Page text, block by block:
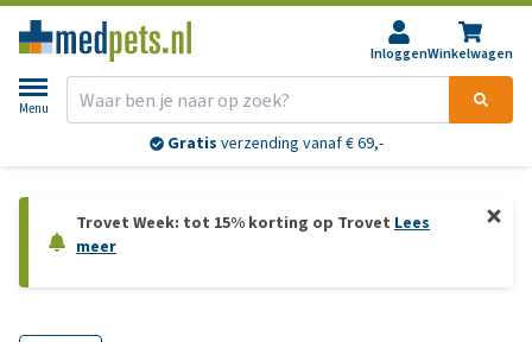
InloggenWinkelwagen
Menu
Gratis verzending vanaf € 69,-
Trovet Week: tot 15% korting op Trovet Lees
meer